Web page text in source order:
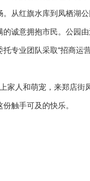
。从红旗水库到凤栖湖
的诚意拥抱市民。公园
托专业团队采取“招商运
人和萌宠，来郑店街
份触手可及的快乐。